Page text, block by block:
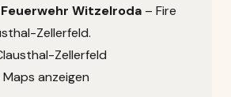
Witzelroda – Fire
Zellerfeld.
Zellerfeld
anzeigen